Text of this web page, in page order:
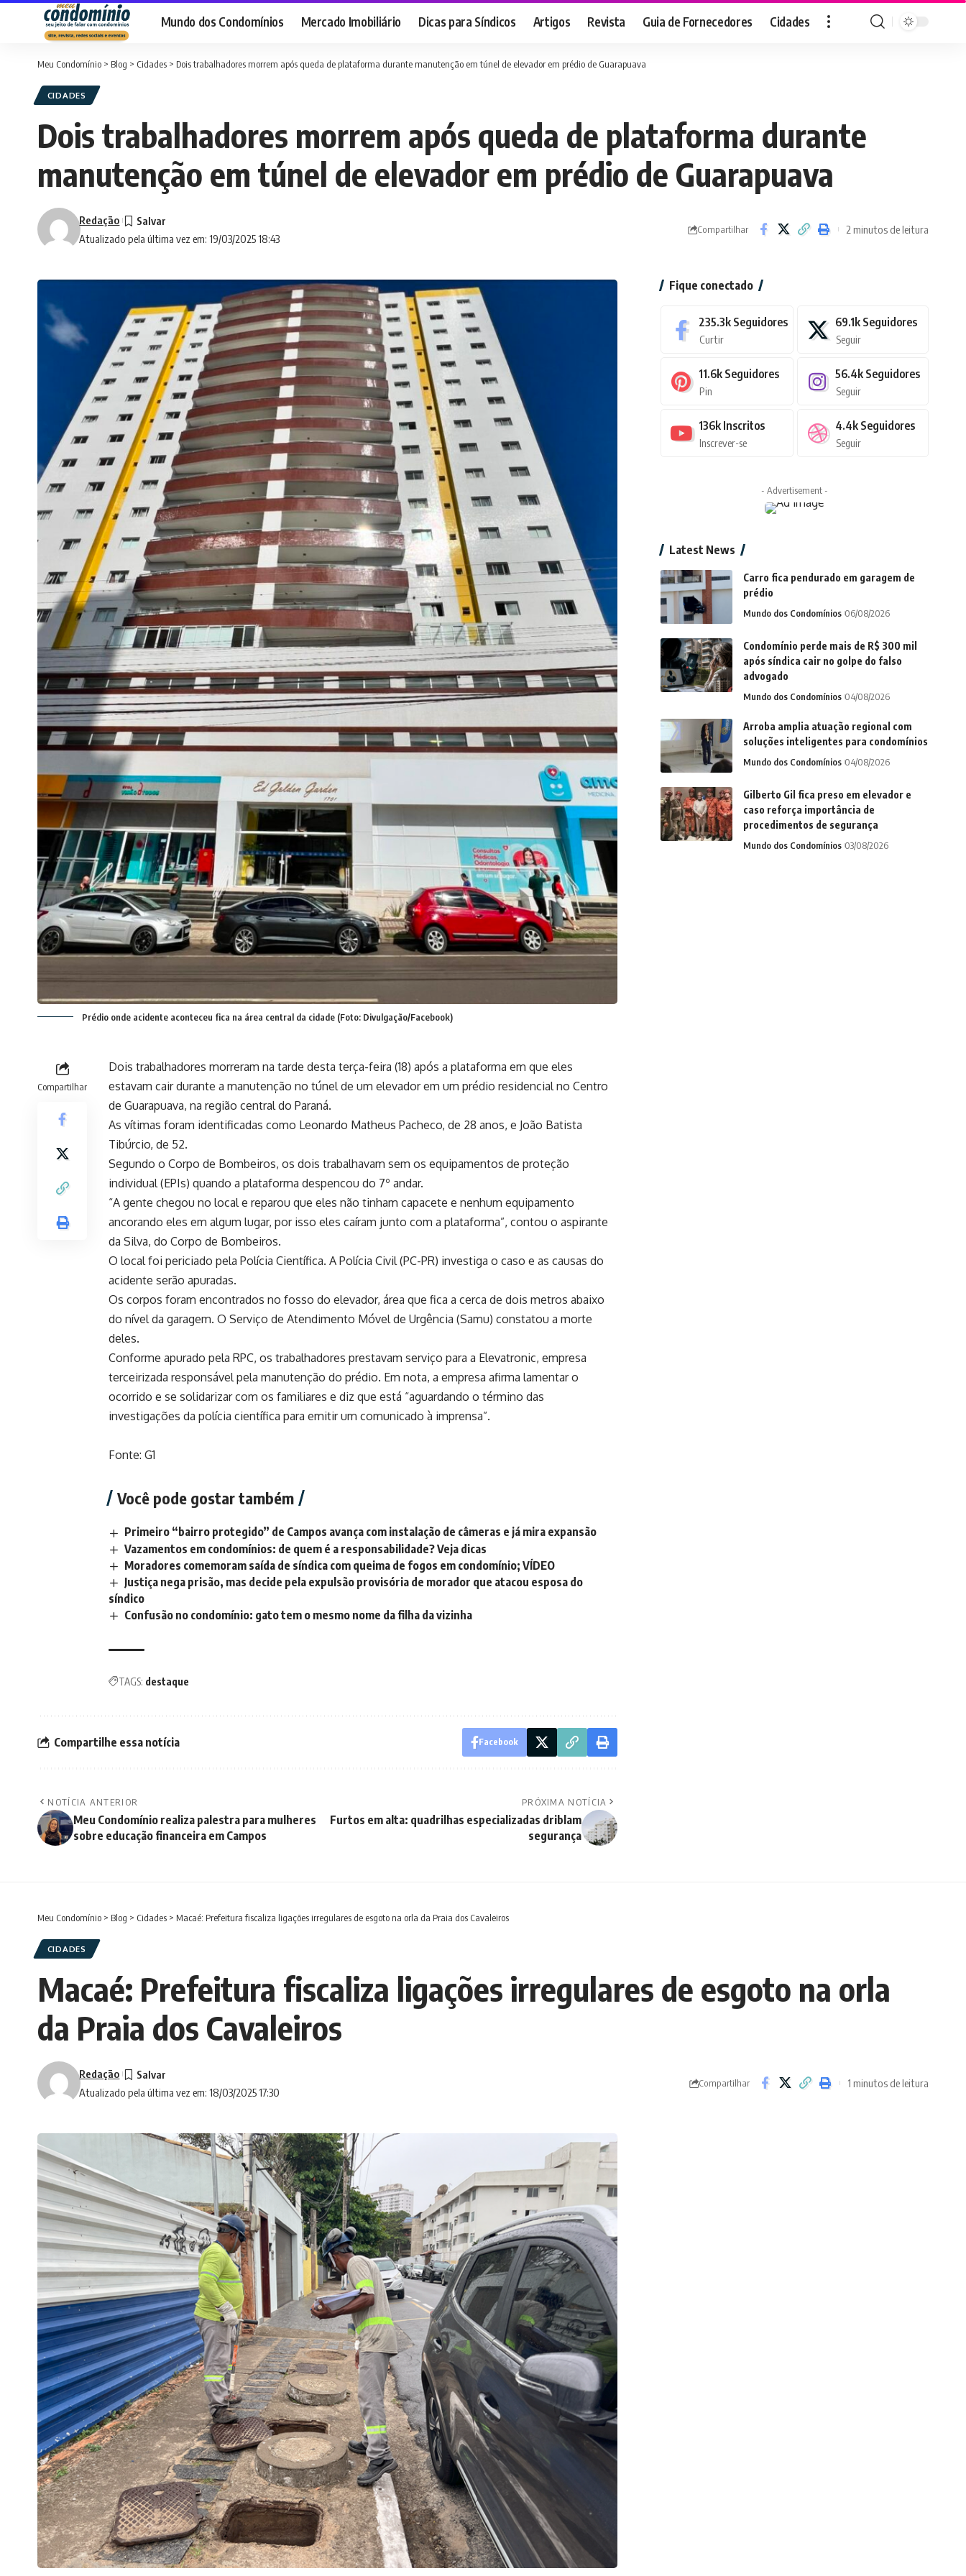
Mundo dos Condomínios Mercado Imobiliário Dicas para Síndicos Artigos Revista Guia de Fornecedores Cidades
Meu Condomínio > Blog > Cidades > Dois trabalhadores morrem após queda de plataforma durante manutenção em túnel de elevador em prédio de Guarapuava
CIDADES
Dois trabalhadores morrem após queda de plataforma durante
manutenção em túnel de elevador em prédio de Guarapuava
Atualizado pela última vez em: 19/03/2025 18:43
Redação
Compartilhar 2 minutos de leitura
Prédio onde acidente aconteceu fica na área central da cidade (Foto: Divulgação/Facebook)
Compartilhar
Dois trabalhadores morreram na tarde desta terça-feira (18) após a plataforma em que eles
estavam cair durante a manutenção no túnel de um elevador em um prédio residencial no Centro
de Guarapuava, na região central do Paraná.
As vítimas foram identificadas como Leonardo Matheus Pacheco, de 28 anos, e João Batista
Tibúrcio, de 52.
Segundo o Corpo de Bombeiros, os dois trabalhavam sem os equipamentos de proteção
individual (EPIs) quando a plataforma despencou do 7º andar.
“A gente chegou no local e reparou que eles não tinham capacete e nenhum equipamento
ancorando eles em algum lugar, por isso eles caíram junto com a plataforma”, contou o aspirante
da Silva, do Corpo de Bombeiros.
O local foi periciado pela Polícia Científica. A Polícia Civil (PC-PR) investiga o caso e as causas do
acidente serão apuradas.
Os corpos foram encontrados no fosso do elevador, área que fica a cerca de dois metros abaixo
do nível da garagem. O Serviço de Atendimento Móvel de Urgência (Samu) constatou a morte
deles.
Conforme apurado pela RPC, os trabalhadores prestavam serviço para a Elevatronic, empresa
terceirizada responsável pela manutenção do prédio. Em nota, a empresa afirma lamentar o
ocorrido e se solidarizar com os familiares e diz que está “aguardando o término das
investigações da polícia científica para emitir um comunicado à imprensa”.
Fonte: G1
Você pode gostar também
Primeiro “bairro protegido” de Campos avança com instalação de câmeras e já mira expansão
Vazamentos em condomínios: de quem é a responsabilidade? Veja dicas
Moradores comemoram saída de síndica com queima de fogos em condomínio; VÍDEO
Justiça nega prisão, mas decide pela expulsão provisória de morador que atacou esposa do
síndico
Confusão no condomínio: gato tem o mesmo nome da filha da vizinha
TAGS: destaque
Compartilhe essa notícia Facebook
NOTÍCIA ANTERIOR
Meu Condomínio realiza palestra para mulheres
sobre educação financeira em Campos
PRÓXIMA NOTÍCIA
Furtos em alta: quadrilhas especializadas driblam
segurança
Fique conectado
235.3k Seguidores
Curtir
69.1k Seguidores
Seguir
11.6k Seguidores
Pin
56.4k Seguidores
Seguir
136k Inscritos
Inscrever-se
4.4k Seguidores
Seguir
- Advertisement -
Latest News
Carro fica pendurado em garagem de
prédio
Mundo dos Condomínios 06/08/2026
Condomínio perde mais de R$ 300 mil
após síndica cair no golpe do falso
advogado
Mundo dos Condomínios 04/08/2026
Arroba amplia atuação regional com
soluções inteligentes para condomínios
Mundo dos Condomínios 04/08/2026
Gilberto Gil fica preso em elevador e
caso reforça importância de
procedimentos de segurança
Mundo dos Condomínios 03/08/2026
Meu Condomínio > Blog > Cidades > Macaé: Prefeitura fiscaliza ligações irregulares de esgoto na orla da Praia dos Cavaleiros
CIDADES
Macaé: Prefeitura fiscaliza ligações irregulares de esgoto na orla
da Praia dos Cavaleiros
Atualizado pela última vez em: 18/03/2025 17:30
Redação
Compartilhar 1 minutos de leitura